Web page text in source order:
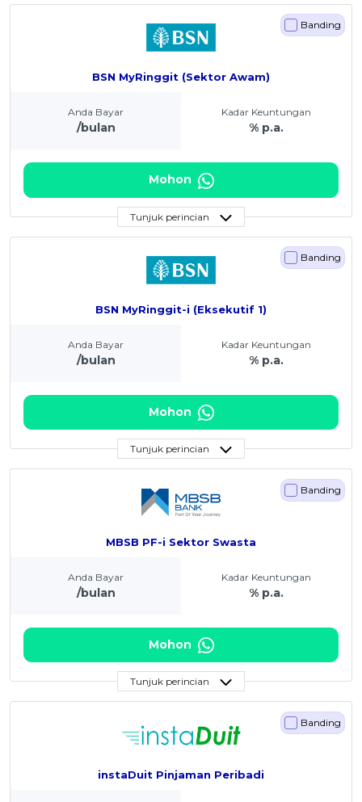
BSN MyRinggit (Sektor Awam)
Banding
Anda Bayar
/bulan
Kadar Keuntungan
% p.a.
Mohon
Tunjuk perincian
BSN MyRinggit-i (Eksekutif 1)
Banding
Anda Bayar
/bulan
Kadar Keuntungan
% p.a.
Mohon
Tunjuk perincian
MBSB PF-i Sektor Swasta
Banding
Anda Bayar
/bulan
Kadar Keuntungan
% p.a.
Mohon
Tunjuk perincian
instaDuit Pinjaman Peribadi
Banding